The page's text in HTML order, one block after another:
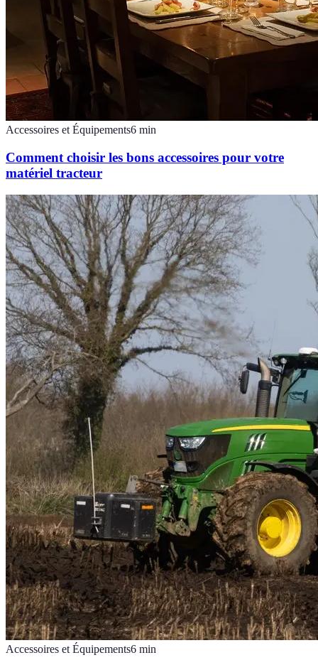
Accessoires et Équipements6 min
Comment choisir les bons accessoires pour votre
matériel tracteur
Accessoires et Équipements6 min